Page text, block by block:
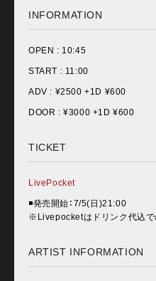
INFORMATION
OPEN : 10:45
START : 11:00
ADV : ¥2500 +1D ¥600
DOOR : ¥3000 +1D ¥600
TICKET
LivePocket
◾️発売開始：7/5(日)21:00
※Livepocketはドリンク代込で
ARTIST INFORMATION